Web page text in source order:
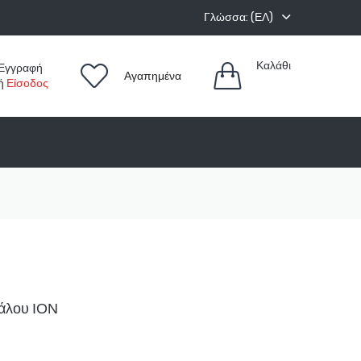
Γλώσσα: (ΕΛ)
Είσοδος
Αγαπημένα
Καλάθι
ΙΟΝ